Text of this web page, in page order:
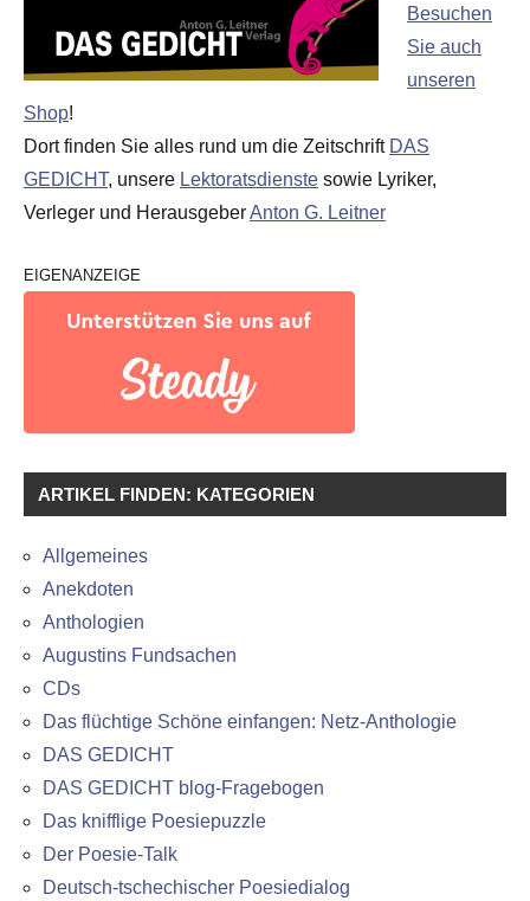
Besuchen
Sie auch
unseren
Shop!
Dort finden Sie alles rund um die Zeitschrift DAS
GEDICHT, unsere Lektoratsdienste sowie Lyriker,
Verleger und HerausgeberAnton G. Leitner
EIGENANZEIGE
ARTIKEL FINDEN: KATEGORIEN
Allgemeines
Anekdoten
Anthologien
Augustins Fundsachen
CDs
Das flüchtige Schöne einfangen: Netz-Anthologie
DAS GEDICHT
DAS GEDICHT blog-Fragebogen
Das knifflige Poesiepuzzle
Der Poesie-Talk
Deutsch-tschechischer Poesiedialog